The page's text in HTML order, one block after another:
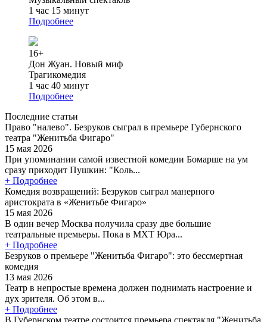
1 час 15 минут
Подробнее
16+
Дон Жуан. Новый миф
Трагикомедия
1 час 40 минут
Подробнее
Последние статьи
Право "налево". Безруков сыграл в премьере Губернского
театра "Женитьба Фигаро"
15 мая 2026
При упоминании самой известной комедии Бомарше на ум
сразу приходит Пушкин: "Коль...
+ Подробнее
Комедия возвращений: Безруков сыграл манерного
аристократа в «Женитьбе Фигаро»
15 мая 2026
В один вечер Москва получила сразу две большие
театральные премьеры. Пока в МХТ Юра...
+ Подробнее
Безруков о премьере "Женитьба Фигаро": это бессмертная
комедия
13 мая 2026
Театр в непростые времена должен поднимать настроение и
дух зрителя. Об этом в...
+ Подробнее
В Губернском театре состоится премьера спектакля "Женитьба